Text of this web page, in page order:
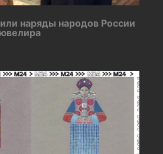
наряды народов России